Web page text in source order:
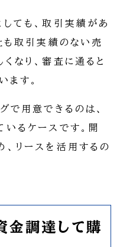
ても、取引実績があ
も取引実績のない売
なり、審査に通ると
ます。
で用意できるのは、
るケースです。開
リースを活用するの
金調達して購